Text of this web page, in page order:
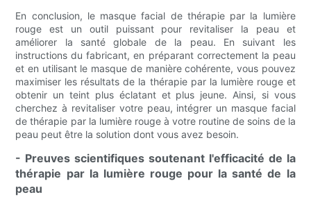
En conclusion, le masque facial de thérapie par la lumière
rouge est un outil puissant pour revitaliser la peau et
améliorer la santé globale de la peau. En suivant les
instructions du fabricant, en préparant correctement la peau
et en utilisant le masque de manière cohérente, vous pouvez
maximiser les résultats de la thérapie par la lumière rouge et
obtenir un teint plus éclatant et plus jeune. Ainsi, si vous
cherchez à revitaliser votre peau, intégrer un masque facial
de thérapie par la lumière rouge à votre routine de soins de la
peau peut être la solution dont vous avez besoin.
- Preuves scientifiques soutenant l'efficacité de la
thérapie par la lumière rouge pour la santé de la
peau